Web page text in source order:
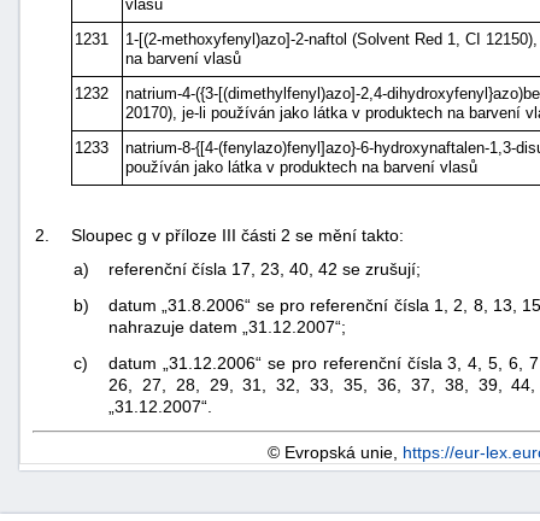
vlasů
1231
1-[(2-methoxyfenyl)azo]-2-naftol (Solvent Red 1, CI
na barvení vlasů
1232
natrium-4-({3-[(dimethylfenyl)azo]-2,4-
20170), je-li používán jako látka v produktech na barvení
1233
natrium-8-{[4-(fenylazo)fenyl]azo}-6-hydroxynaftalen-1,3-
používán jako látka v produktech na barvení vlasů
2.
Sloupec g v příloze III části 2 se mění takto:
a)
referenční čísla 17, 23, 40, 42 se zrušují;
b)
datum „31.8.2006“ se pro referenční čísla 1, 2, 8, 13,
nahrazuje datem „31.12.2007“;
c)
datum „31.12.2006“ se pro referenční čísla 3, 4, 5,
26, 27, 28, 29, 31, 32, 33, 35, 36, 37, 38, 39,
„31.12.2007“.
© Evropská unie, https://eur-